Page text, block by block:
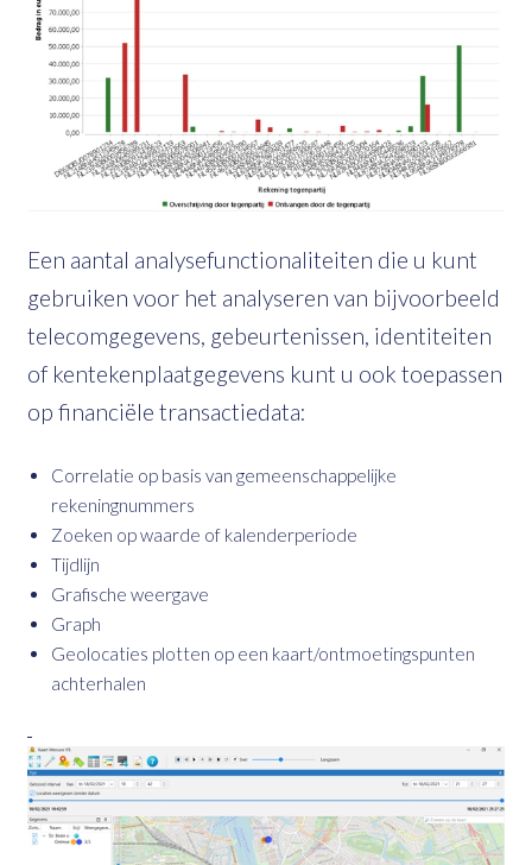
Een aantal analysefunctionaliteiten die u kunt
gebruiken voor het analyseren van bijvoorbeeld
telecomgegevens, gebeurtenissen, identiteiten
of kentekenplaatgegevens kunt u ook toepassen
op financiële transactiedata:
Correlatie op basis van gemeenschappelijke
rekeningnummers
Zoeken op waarde of kalenderperiode
Tijdlijn
Grafische weergave
Graph
Geolocaties plotten op een kaart/ontmoetingspunten
achterhalen